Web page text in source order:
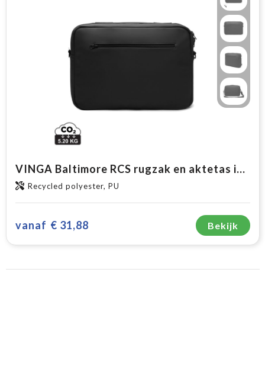
VINGA Baltimore RCS rugzak en aktetas in één
Recycled polyester, PU
vanaf € 31,88 Bekijk